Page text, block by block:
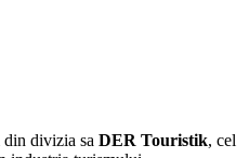
din divizia sa DER Touristik, cel